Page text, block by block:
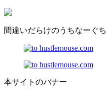
間違いだらけのうちなーぐち
本サイトのバナー